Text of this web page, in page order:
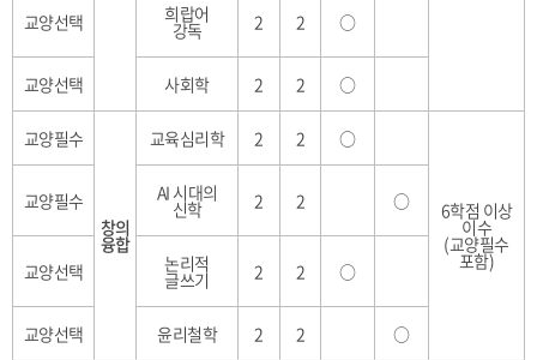
교양선택 희랍어
강독 2 2 ○
교양선택 사회학 2 2 ○
교양필수
창의
융합
교육심리학 2 2 ○
6학점 이상
이수
(교양필수
포함)
교양필수 AI 시대의
신학 2 2 ○
교양선택 논리적
글쓰기 2 2 ○
교양선택 윤리철학 2 2 ○